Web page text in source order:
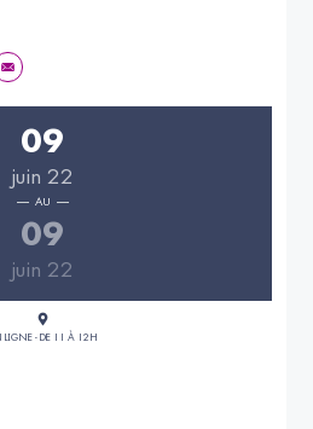
09
juin 22
AU
09
juin 22
LIGNE - DE 11 À 12H